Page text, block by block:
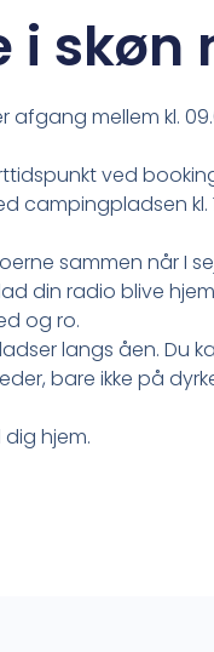
i skøn
afgang mellem kl.
ved
campingpladsen kl.
sammen når I
din radio blive
og ro.
langs åen. Du
bare ikke på
hjem.